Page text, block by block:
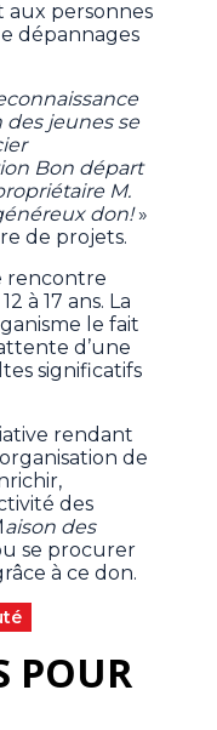
aux personnes
dépannages
des jeunes se
Bon départ
M.
don!»
de projets.
rencontre
à 17 ans. La
le fait
d’une
significatifs
rendant
de
des
aison des
se procurer
à ce don.
POUR